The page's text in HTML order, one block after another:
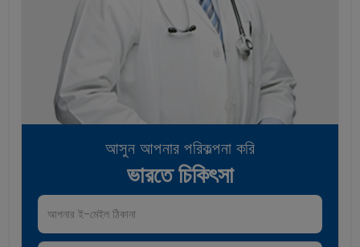
আসুন আপনার পরিকল্পনা করি
ভারতে চিকিৎসা